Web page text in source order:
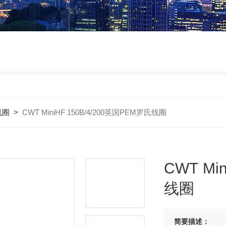
圈 >CWT MiniHF 150B/4/200英国PEM罗氏线圈
CWT
线圈
简要描述：